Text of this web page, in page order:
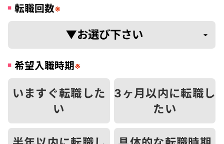
転職回数※
希望入職時期※
いますぐ転職した
い
3ヶ月以内に転職し
たい